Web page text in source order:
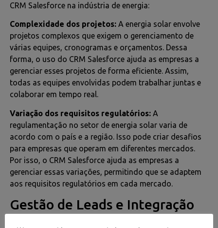
CRM Salesforce na indústria de energia:
Complexidade dos projetos: A energia solar envolve
projetos complexos que exigem o gerenciamento de
várias equipes, cronogramas e orçamentos. Dessa
forma, o uso do CRM Salesforce ajuda as empresas a
gerenciar esses projetos de forma eficiente. Assim,
todas as equipes envolvidas podem trabalhar juntas e
colaborar em tempo real.
Variação dos requisitos regulatórios: A
regulamentação no setor de energia solar varia de
acordo com o país e a região. Isso pode criar desafios
para empresas que operam em diferentes mercados.
Por isso, o CRM Salesforce ajuda as empresas a
gerenciar essas variações, permitindo que se adaptem
aos requisitos regulatórios em cada mercado.
Gestão de Leads e Integração